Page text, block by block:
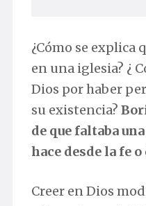
¿Cómo se explica
en una iglesia? ¿
Dios por haber
su existencia?
de que faltaba
hace desde la fe
Creer en Dios